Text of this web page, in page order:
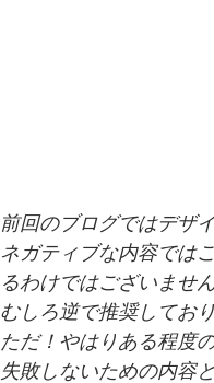
前回のブログではデザ
ネガティブな内容では
るわけではございません
むしろ逆で推奨してお
ただ！やはりある程度
失敗しないための内容